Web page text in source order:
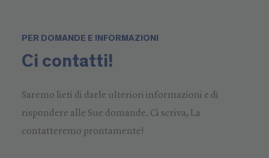
PER DOMANDE E INFORMAZIONI
Ci contatti!
Saremo lieti di darle ulteriori informazioni e di
rispondere alle Sue domande. Ci scriva, La
contatteremo prontamente!